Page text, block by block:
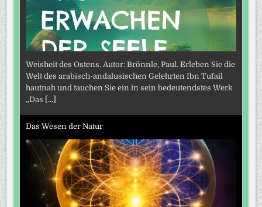
Weisheit des Ostens. Autor: Brönnle, Paul. Erleben Sie die
Welt des arabisch-andalusischen Gelehrten Ibn Tufail
hautnah und tauchen Sie ein in sein bedeutendstes Werk
„Das
[...]
Das Wesen der Natur